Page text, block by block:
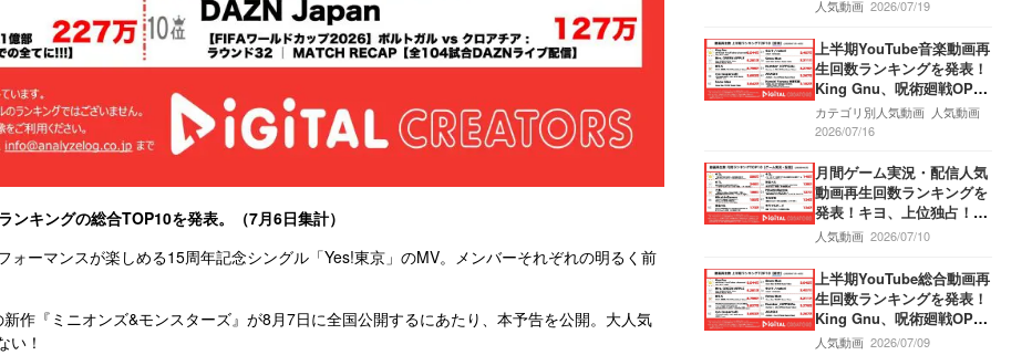
キングの総合TOP10を発表。（7月6日集計）
ォーマンスが楽しめる15周年記念シングル「Yes!東京」のMV。メンバーそれぞれの明るく前
作『ミニオンズ&モンスターズ』が8月7日に全国公開するにあたり、本予告を公開。大人気
い！
製手料理で悶絶？！標高約
1300mでテキーラがぶ飲
み…果たしてどちらが酔う
のか？！
人気動画 2026/07/19
上半期YouTube音楽動画再
生回数ランキングを発表！
King Gnu、呪術廻戦OPテ
ーマ曲「AIZO」MV公開か
ら半年で6500万回再生突
「lulu.」MV6200万回再生
突破‼M!LK、「爆裂愛して
る」第3位獲得‼
カテゴリ別人気動画 人気動画
2026/07/16
月間ゲーム実況・配信人気
動画再生回数ランキングを
発表！キヨ、上位独占！な
かなか抜け出せない12分間
チコレクションでは きよち
んの恋が動き出す！盲目少
女をぬいぐるみを使って救
うホラーゲームも！
人気動画 2026/07/10
上半期YouTube総合動画再
生回数ランキングを発表！
King Gnu、呪術廻戦OPテ
ーマ曲「AIZO」MV公開か
人気動画 2026/07/09